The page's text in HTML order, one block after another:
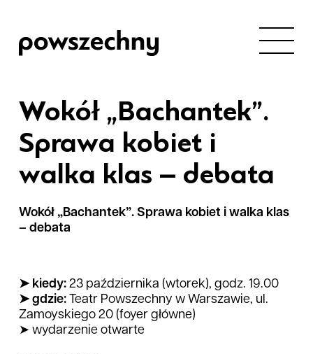
Wokół „Bachantek”.
Sprawa kobiet i
walka klas – debata
Wokół „Bachantek”. Sprawa kobiet i walka klas
– debata
➤ kiedy: 23 października (wtorek), godz. 19.00
➤ gdzie: Teatr Powszechny w Warszawie, ul.
Zamoyskiego 20 (foyer główne)
➤ wydarzenie otwarte